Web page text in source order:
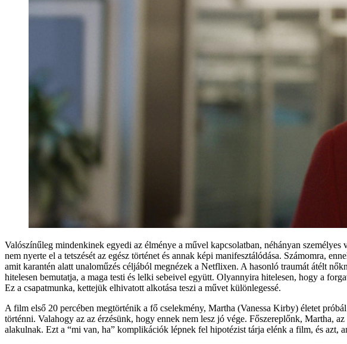
Valószínűleg mindenkinek egyedi az élménye a művel kapcsolatban, néhányan
nem nyerte el a tetszését az egész történet és annak képi manifesztálódása. Számomra,
amit karantén alatt unaloműzés céljából megnézek a Netflixen. A hasonló traumát átélt
hitelesen bemutatja, a maga testi és lelki sebeivel együtt. Olyannyira hitelesen, hogy a
Ez a csapatmunka, kettejük elhivatott alkotása teszi a művet különlegessé.
A film első 20 percében megtörténik a fő cselekmény, Martha (Vanessa Kirby) életet
történni. Valahogy az az érzésünk, hogy ennek nem lesz jó vége. Főszereplőnk, Martha,
alakulnak. Ezt a “mi van, ha” komplikációk lépnek fel hipotézist tárja elénk a film, és azt,